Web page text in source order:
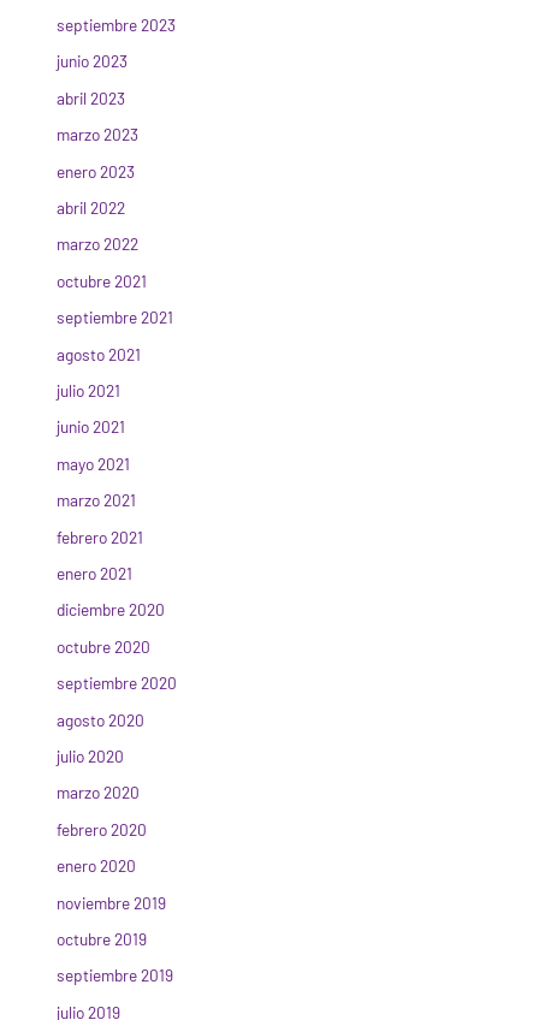
septiembre 2023
junio 2023
abril 2023
marzo 2023
enero 2023
abril 2022
marzo 2022
octubre 2021
septiembre 2021
agosto 2021
julio 2021
junio 2021
mayo 2021
marzo 2021
febrero 2021
enero 2021
diciembre 2020
octubre 2020
septiembre 2020
agosto 2020
julio 2020
marzo 2020
febrero 2020
enero 2020
noviembre 2019
octubre 2019
septiembre 2019
julio 2019